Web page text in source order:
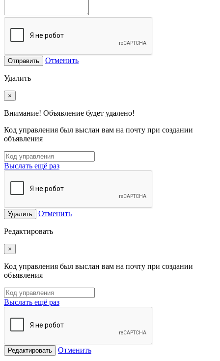
Отправить Отменить
Удалить
×
Внимание! Объявление будет удалено!
Код управления был выслан вам на почту при создании
объявления
Выслать ещё раз
Удалить Отменить
Редактировать
×
Код управления был выслан вам на почту при создании
объявления
Выслать ещё раз
Редактировать Отменить